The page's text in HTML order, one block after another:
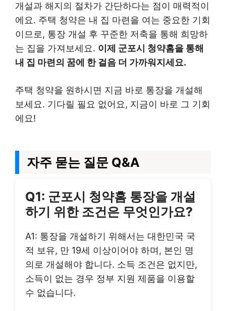
개설과 해지의 절차가 간단하다는 점이 매력적이
에요. 주택 청약은 내 집 마련을 여는 중요한 기회
이므로, 통장 개설 후 꾸준한 저축을 통해 희망하
는 집을 가져보세요. 이제 군포시 청약홈을 통해
내 집 마련의 꿈에 한 걸음 더 가까워지세요.
주택 청약을 원하시면 지금 바로 통장을 개설해
보세요. 기다릴 필요 없어요, 지금이 바로 그 기회
에요!
자주 묻는 질문 Q&A
Q1: 군포시 청약홈 통장을 개설
하기 위한 조건은 무엇인가요?
A1: 통장을 개설하기 위해서는 대한민국 국
적 보유, 만 19세 이상이어야 하며, 본인 명
의로 개설해야 합니다. 소득 조건은 없지만,
소득이 없는 경우 정부 지원 제품을 이용할
수 없습니다.